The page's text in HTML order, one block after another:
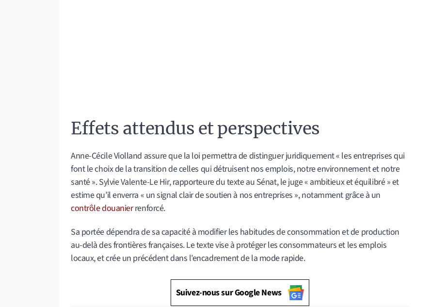
Effets attendus et perspectives
Anne-Cécile Violland assure que la loi permettra de distinguer juridiquement « les entreprises qui
font le choix de la transition de celles qui détruisent nos emplois, notre environnement et notre
santé ». Sylvie Valente-Le Hir, rapporteure du texte au Sénat, le juge « ambitieux et équilibré » et
estime qu’il enverra « un signal clair de soutien à nos entreprises », notamment grâce à un
contrôle douanierrenforcé.
Sa portée dépendra de sa capacité à modifier les habitudes de consommation et de production
au-delà des frontières françaises. Le texte vise à protéger les consommateurs et les emplois
locaux, et crée un précédent dans l’encadrement de la mode rapide.
Suivez-nous sur Google News